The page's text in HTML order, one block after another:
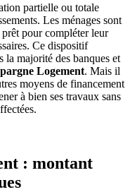
partielle ou totale
Les ménages sont
pour compléter leur
Ce dispositif
la majorité des banques et
Logement. Mais il
moyens de financement
à bien ses travaux sans
: montant